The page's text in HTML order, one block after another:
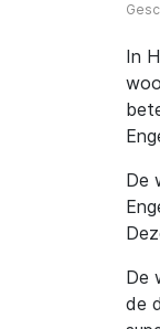
In
De
De
de